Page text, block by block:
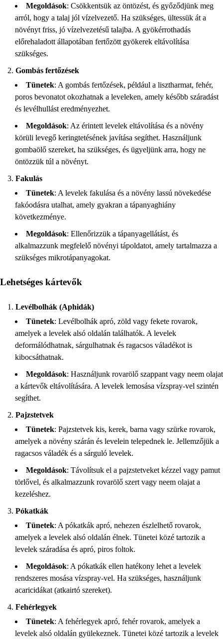
Megoldások: Csökkentsük az öntözést, és győződjünk meg
arról, hogy a talaj jól vízelvezető. Ha szükséges, ültessük át a
növényt friss, jó vízelvezetésű talajba. A gyökérrothadás
előrehaladott állapotában fertőzött gyökerek eltávolítása
szükséges.
Gombás fertőzések
Tünetek: A gombás fertőzések, például a lisztharmat, fehér,
poros bevonatot okozhatnak a leveleken, amely később száradást
és levélhullást eredményezhet.
Megoldások: Az érintett levelek eltávolítása és a növény
körüli levegő keringtetésének javítása segíthet. Használjunk
gombaölő szereket, ha szükséges, és ügyeljünk arra, hogy ne
öntözzük túl a növényt.
Fakulás
Tünetek: A levelek fakulása és a növény lassú növekedése
fakóodásra utalhat, amely gyakran a tápanyaghiány
következménye.
Megoldások: Ellenőrizzük a tápanyagellátást, és
alkalmazzunk megfelelő növényi tápoldatot, amely tartalmazza a
szükséges mikrotápanyagokat.
Lehetséges kártevők
Levélbolhák (Aphidák)
Tünetek: Levélbolhák apró, zöld vagy fekete rovarok,
amelyek a levelek alsó oldalán találhatók. A levelek
deformálódhatnak, sárgulhatnak és ragacsos váladékot is
kibocsáthatnak.
Megoldások: Használjunk rovarölő szappant vagy neem olajat
a kártevők eltávolítására. A levelek lemosása vízspray-vel szintén
segíthet.
Pajzstetvek
Tünetek: Pajzstetvek kis, kerek, barna vagy szürke rovarok,
amelyek a növény szárán és levelein telepednek le. Jellemzőjük a
ragacsos váladék és a sárguló levelek.
Megoldások: Távolítsuk el a pajzstetveket kézzel vagy pamut
törlővel, és alkalmazzunk rovarölő szert vagy neem olajat a
kezeléshez.
Pókatkák
Tünetek: A pókatkák apró, nehezen észlelhető rovarok,
amelyek a levelek alsó oldalán élnek. Tünetei közé tartozik a
levelek száradása és apró, piros foltok.
Megoldások: A pókatkák ellen hatékony lehet a levelek
rendszeres mosása vízspray-vel. Ha szükséges, használjunk
acaricidákat (atkairtó szereket).
Fehérlegyek
Tünetek: A fehérlegyek apró, fehér rovarok, amelyek a
levelek alsó oldalán gyülekeznek. Tünetei közé tartozik a levelek